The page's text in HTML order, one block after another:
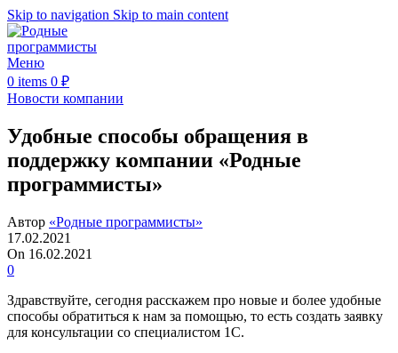
Skip to navigation Skip to main content
Меню
0 items 0 ₽
Новости компании
Удобные способы обращения в
поддержку компании «Родные
программисты»
Автор «Родные программисты»
17.02.2021
On 16.02.2021
0
Здравствуйте, сегодня расскажем про новые и более удобные
способы обратиться к нам за помощью, то есть создать заявку
для консультации со специалистом 1С.